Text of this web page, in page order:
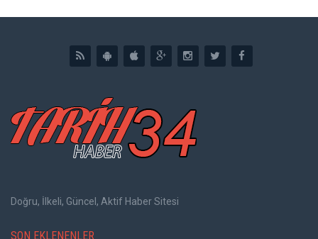
Doğru, İlkeli, Güncel, Aktif Haber Sitesi
SON EKLENENLER